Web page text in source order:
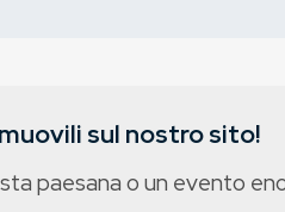
sul nostro sito!
paesana o un evento